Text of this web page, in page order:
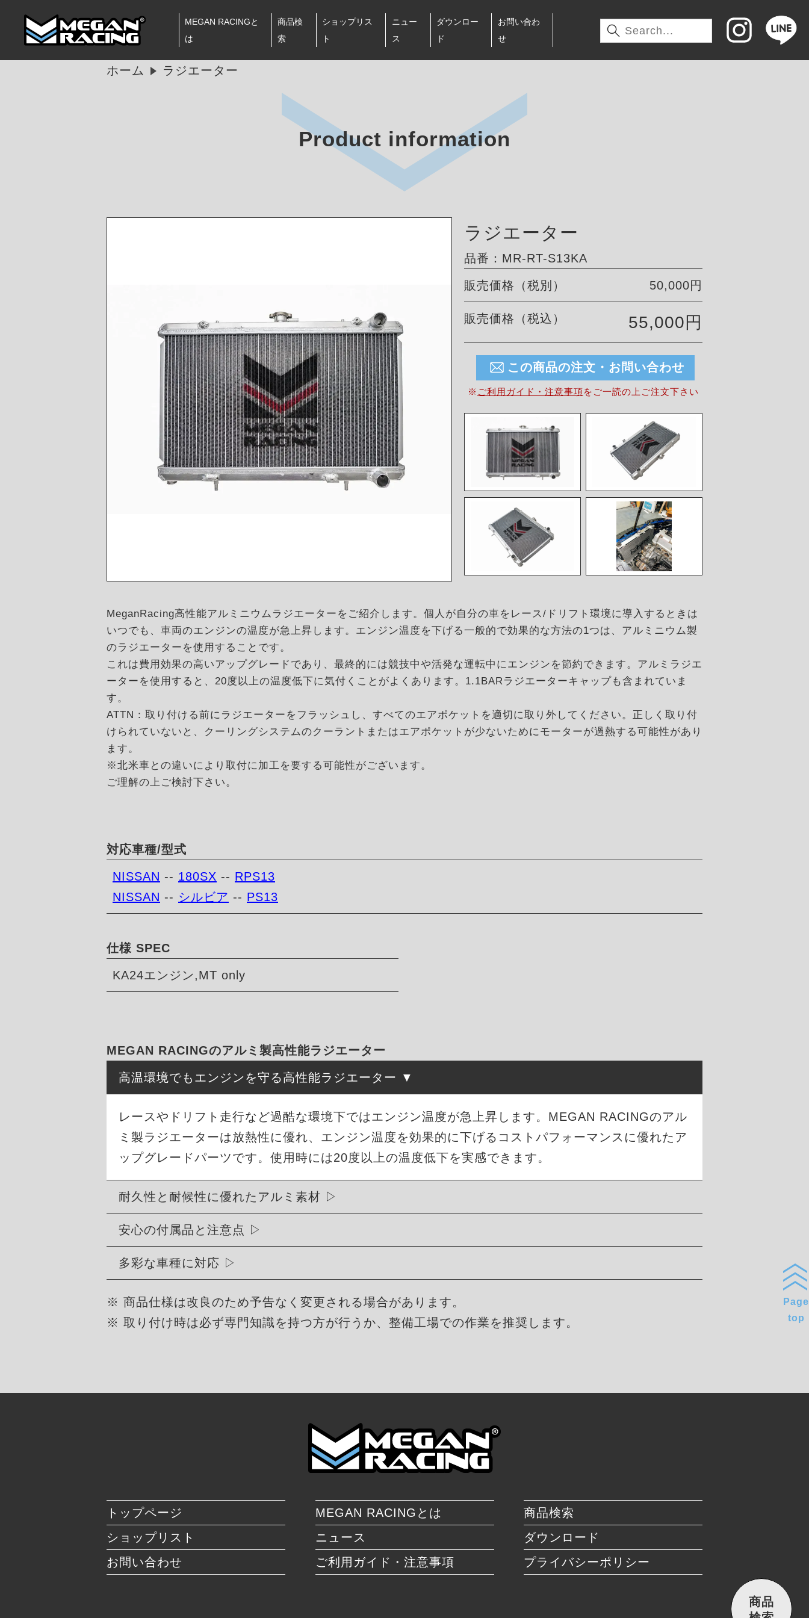
MEGAN RACINGと
は
商品検
索
ショップリス
ト
ニュー
ス
ダウンロー
ド
お問い合わ
せ
ホーム ラジエーター
Product information
ラジエーター
品番：MR-RT-S13KA
販売価格（税別） 50,000円
販売価格（税込） 55,000円
この商品の注文・お問い合わせ
※ ご利用ガイド・注意事項を ご一読の上ご注文下さい
MeganRacing高性能アルミニウムラジエーターをご紹介します。個人が自分の車をレース/ドリフト環境に導入するときは
いつでも、車両のエンジンの温度が急上昇します。エンジン温度を下げる一般的で効果的な方法の1つは、アルミニウム製
のラジエーターを使用することです。
これは費用効果の高いアップグレードであり、最終的には競技中や活発な運転中にエンジンを節約できます。アルミラジエ
ーターを使用すると、20度以上の温度低下に気付くことがよくあります。1.1BARラジエーターキャップも含まれていま
す。
ATTN：取り付ける前にラジエーターをフラッシュし、すべてのエアポケットを適切に取り外してください。正しく取り付
けられていないと、クーリングシステムのクーラントまたはエアポケットが少ないためにモーターが過熱する可能性があり
ます。
※北米車との違いにより取付に加工を要する可能性がございます。
ご理解の上ご検討下さい。
対応車種/型式
NISSAN -- 180SX -- RPS13
NISSAN -- シルビア -- PS13
仕様 SPEC
KA24エンジン,MT only
MEGAN RACINGのアルミ製高性能ラジエーター
高温環境でもエンジンを守る高性能ラジエーター
レースやドリフト走行など過酷な環境下ではエンジン温度が急上昇します。MEGAN RACINGのアル
ミ製ラジエーターは放熱性に優れ、エンジン温度を効果的に下げるコストパフォーマンスに優れたア
ップグレードパーツです。使用時には20度以上の温度低下を実感できます。
耐久性と耐候性に優れたアルミ素材
安心の付属品と注意点
多彩な車種に対応
※ 商品仕様は改良のため予告なく変更される場合があります。
※ 取り付け時は必ず専門知識を持つ方が行うか、整備工場での作業を推奨します。
トップページ MEGAN RACINGとは
商品検索
ショップリスト
ニュース
ダウンロード
お問い合わせ
ご利用ガイド・注意事項 プライバシーポリシー
Page
top
商品